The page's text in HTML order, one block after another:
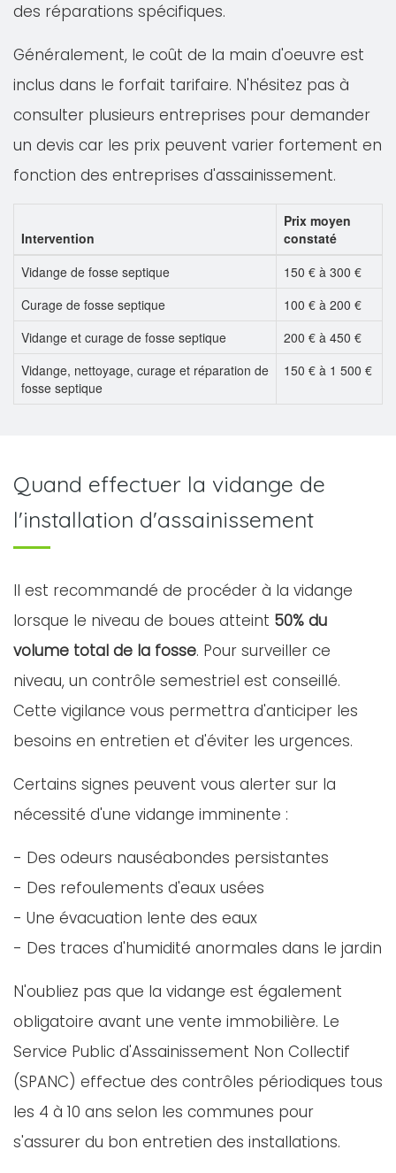
des réparations spécifiques.
Généralement, le coût de la main d'oeuvre est
inclus dans le forfait tarifaire. N'hésitez pas à
consulter plusieurs entreprises pour demander
un devis car les prix peuvent varier fortement en
fonction des entreprises d'assainissement.
Intervention
Prix moyen
constaté
Vidange de fosse septique
150 € à 300 €
Curage de fosse septique
100 € à 200 €
Vidange et curage de fosse septique
200 € à 450 €
Vidange, nettoyage, curage et réparation de
fosse septique
150 € à 1 500 €
Quand effectuer la vidange de
l'installation d'assainissement
Il est recommandé de procéder à la vidange
lorsque le niveau de boues atteint 50% du
volume total de la fosse. Pour surveiller ce
niveau, un contrôle semestriel est conseillé.
Cette vigilance vous permettra d'anticiper les
besoins en entretien et d'éviter les urgences.
Certains signes peuvent vous alerter sur la
nécessité d'une vidange imminente :
- Des odeurs nauséabondes persistantes
- Des refoulements d'eaux usées
- Une évacuation lente des eaux
- Des traces d'humidité anormales dans le jardin
N'oubliez pas que la vidange est également
obligatoire avant une vente immobilière. Le
Service Public d'Assainissement Non Collectif
(SPANC) effectue des contrôles périodiques tous
les 4 à 10 ans selon les communes pour
s'assurer du bon entretien des installations.